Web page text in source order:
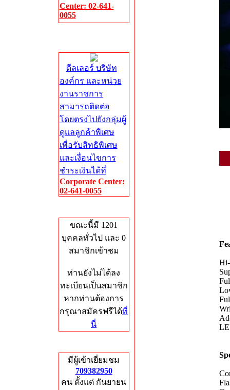
Center: 02-641-
0055
ดีลเลอร์ บริษัท
องค์กร และหน่วย
งานราชการ
สามารถติดต่อ
โดยตรงไปยังกลุ่มผู้
ดูแลลูกค้าพิเศษ
เพื่อรับสิทธิพิเศษ
และเงื่อนไขการ
ชำระเงินได้ที่
Corporate Center:
02-641-0055
ขณะนี้มี 1201
บุคคลทั่วไป และ 0
สมาชิกเข้าชม
ท่านยังไม่ได้ลง
ทะเบียนเป็นสมาชิก
หากท่านต้องการ
กรุณาสมัครฟรีได้ที่
นี่
มีผู้เข้าเยี่ยมชม
709382950
คน ตั้งแต่ กันยายน